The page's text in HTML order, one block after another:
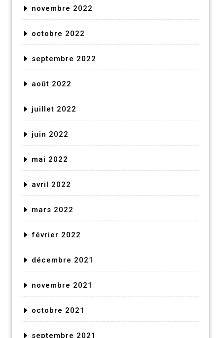
novembre 2022
octobre 2022
septembre 2022
août 2022
juillet 2022
juin 2022
mai 2022
avril 2022
mars 2022
février 2022
décembre 2021
novembre 2021
octobre 2021
septembre 2021